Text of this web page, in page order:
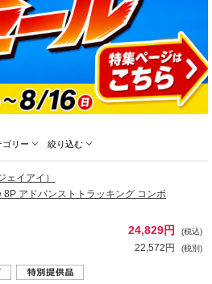
ゴリー 絞り込む
ェイアイ）
8P アドバンストトラッキング コンボ
24,829円 (税込)
22,572円 (税別)